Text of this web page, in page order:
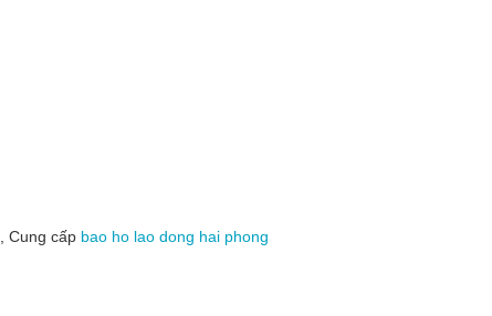
, Cung cấp bao ho lao dong hai phong